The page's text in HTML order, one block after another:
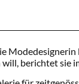
berichtet sie